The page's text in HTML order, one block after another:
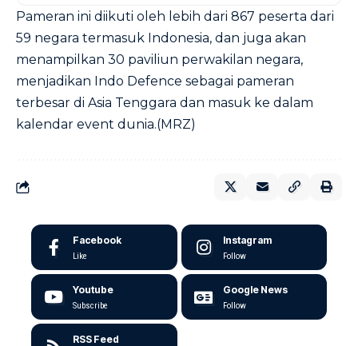
Pameran ini diikuti oleh lebih dari 867 peserta dari
59 negara termasuk Indonesia, dan juga akan
menampilkan 30 paviliun perwakilan negara,
menjadikan Indo Defence sebagai pameran
terbesar di Asia Tenggara dan masuk ke dalam
kalendar event dunia.(MRZ)
Facebook
Like
Instagram
Follow
Youtube
Subscribe
Google News
Follow
RSS Feed